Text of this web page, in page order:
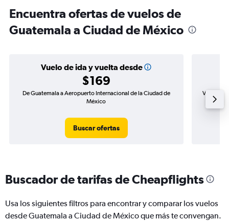
Encuentra ofertas de vuelos de
Guatemala a Ciudad de México
Vuelo de ida y vuelta desde
$169
De Guatemala a Aeropuerto Internacional de la Ciudad de
México
Buscar ofertas
Vuelo de
Buscador de tarifas de Cheapflights
Usa los siguientes filtros para encontrar y comparar los vuelos
desde Guatemala a Ciudad de México que más te convengan.